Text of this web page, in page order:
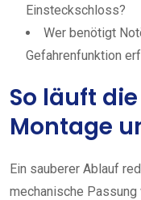
Einsteckschloss?
Wer benötigt
Gefahrenfunktion
So läuft
Montage
Ein sauberer Ablauf
mechanische